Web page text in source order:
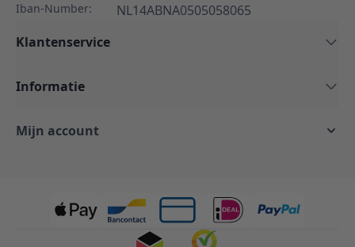
Iban-Number:
NL14ABNA0505058065
Klantenservice
Informatie
Mijn account